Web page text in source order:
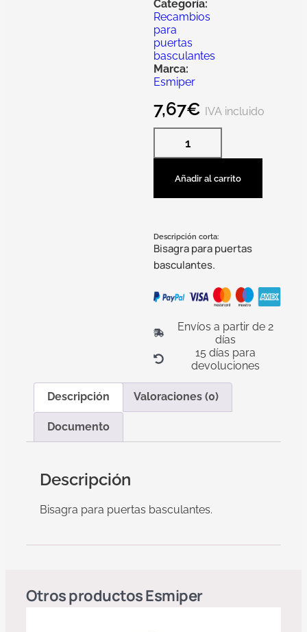
Categoría:
Recambios
para
puertas
basculantes
Marca:
Esmiper
7,67€ IVA incluido
Añadir al carrito
Descripción corta:
Bisagra para puertas
basculantes.
Envíos a partir de 2
días
15 días para
devoluciones
Descripción Valoraciones (0)
Documento
Descripción
Bisagra para puertas basculantes.
Otros productosEsmiper